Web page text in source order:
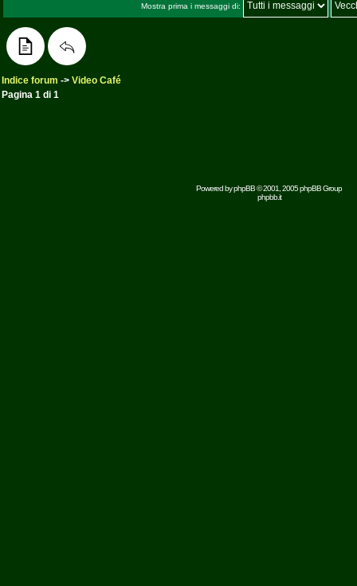
Mostra prima i messaggi di:
Indice forum -> Video Café
Pagina 1 di 1
Powered byphpBB© 2001, 2005 phpBB Group
phpbb.it